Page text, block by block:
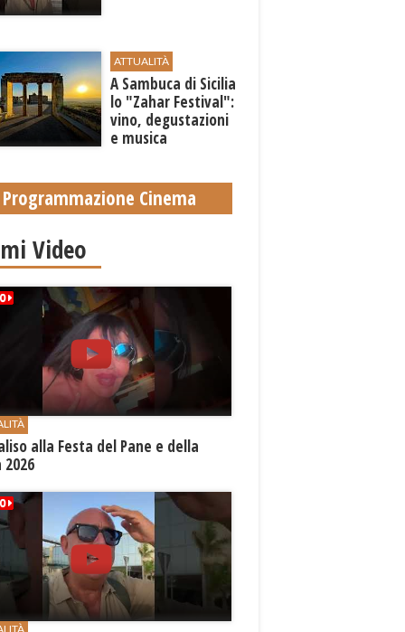
ATTUALITÀ
A Sambuca di Sicilia
lo "Zahar Festival":
vino, degustazioni
e musica
Programmazione Cinema
Video
alla Festa del Pane e della
2026